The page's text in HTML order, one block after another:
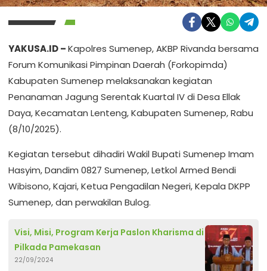
YAKUSA.ID –Kapolres Sumenep, AKBP Rivanda bersama
Forum Komunikasi Pimpinan Daerah (Forkopimda)
Kabupaten Sumenep melaksanakan kegiatan
Penanaman Jagung Serentak Kuartal IV di Desa Ellak
Daya, Kecamatan Lenteng, Kabupaten Sumenep, Rabu
(8/10/2025).
Kegiatan tersebut dihadiri Wakil Bupati Sumenep Imam
Hasyim, Dandim 0827 Sumenep, Letkol Armed Bendi
Wibisono, Kajari, Ketua Pengadilan Negeri, Kepala DKPP
Sumenep, dan perwakilan Bulog.
Visi, Misi, Program Kerja Paslon Kharisma di
Pilkada Pamekasan
22/09/2024